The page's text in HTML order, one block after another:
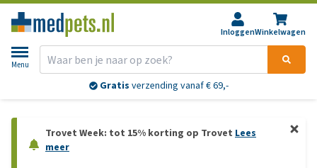
InloggenWinkelwagen
Menu
Gratis verzending vanaf € 69,-
Trovet Week: tot 15% korting op Trovet Lees
meer